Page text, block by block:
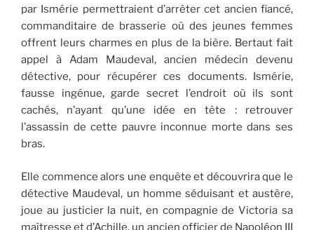
par Ismérie permettraient d’arrêter cet ancien fiancé,
commanditaire de brasserie où des jeunes femmes
offrent leurs charmes en plus de la bière. Bertaut fait
appel à Adam Maudeval, ancien médecin devenu
détective, pour récupérer ces documents. Ismérie,
fausse ingénue, garde secret l’endroit où ils sont
cachés, n’ayant qu’une idée en tête : retrouver
l’assassin de cette pauvre inconnue morte dans ses
bras.
Elle commence alors une enquête et découvrira que le
détective Maudeval, un homme séduisant et austère,
joue au justicier la nuit, en compagnie de Victoria sa
maîtresse et d’Achille, un ancien officier de Napoléon III